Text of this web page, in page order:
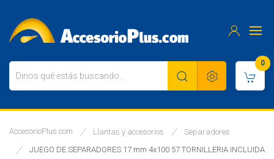
0
AccesorioPlus.com Llantas y accesorios
Separadores
JUEGO DE SEPARADORES 17 mm 4x100 57 TORNILLERIA INCLUIDA